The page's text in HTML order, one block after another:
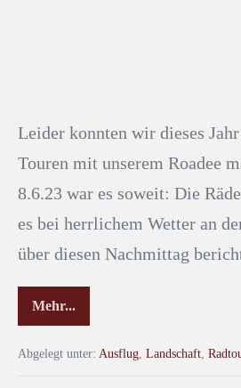
Leider konnten wir dieses
Touren mit unserem Roadee
8.6.23 war es soweit: Die
es bei herrlichem Wetter an
über diesen Nachmittag
Mehr...
Abgelegt unter: Ausflug, Landschaft,